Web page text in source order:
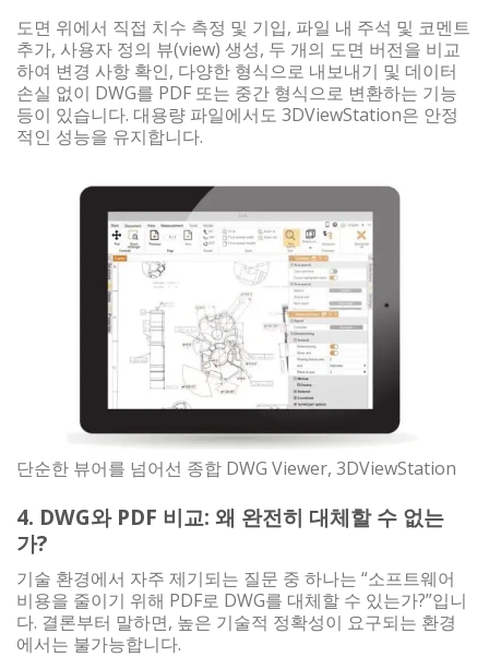
도면 위에서 직접 치수 측정 및 기입, 파일 내 주석 및 코멘트
추가, 사용자 정의 뷰(view) 생성, 두 개의 도면 버전을 비교
하여 변경 사항 확인, 다양한 형식으로 내보내기 및 데이터
손실 없이 DWG를 PDF 또는 중간 형식으로 변환하는 기능
등이 있습니다. 대용량 파일에서도 3DViewStation은 안정
적인 성능을 유지합니다.
단순한 뷰어를 넘어선 종합 DWG Viewer, 3DViewStation
4. DWG와 PDF 비교: 왜 완전히 대체할 수 없는
가?
기술 환경에서 자주 제기되는 질문 중 하나는 “소프트웨어
비용을 줄이기 위해 PDF로 DWG를 대체할 수 있는가?”입니
다. 결론부터 말하면, 높은 기술적 정확성이 요구되는 환경
에서는 불가능합니다.